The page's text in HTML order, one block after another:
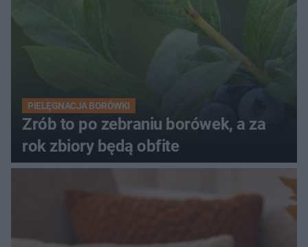
PIELĘGNACJA BORÓWKI
Zrób to po zebraniu borówek, a za
rok zbiory będą obfite